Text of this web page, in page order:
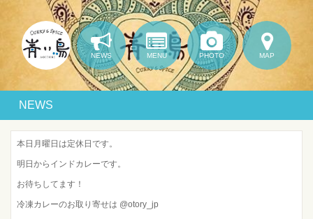
NEWS MENU PHOTO MAP
NEWS
本日月曜日は定休日です。
明日からインドカレーです。
お待ちしてます！
冷凍カレーのお取り寄せは @otory_jp